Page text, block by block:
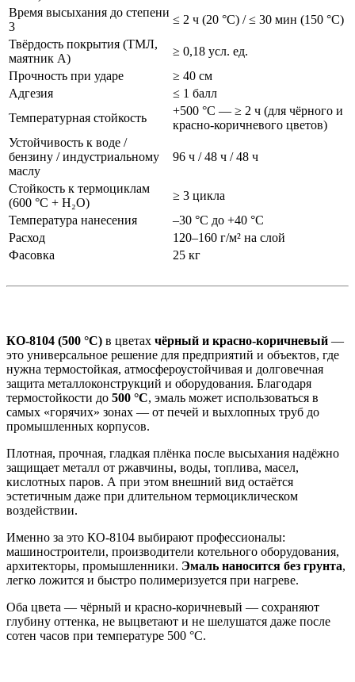
Время высыхания до степени
3
≤ 2 ч (20 °C) / ≤ 30 мин (150 °C)
Твёрдость покрытия (ТМЛ,
маятник А)
≥ 0,18 усл. ед.
Прочность при ударе
≥ 40 см
Адгезия
≤ 1 балл
Температурная стойкость
+500 °C — ≥ 2 ч (для чёрного и
красно-коричневого цветов)
Устойчивость к воде /
бензину / индустриальному
маслу
96 ч / 48 ч / 48 ч
Стойкость к термоциклам
(600 °C + H₂O)
≥ 3 цикла
Температура нанесения
–30 °C до +40 °C
Расход
120–160 г/м² на слой
Фасовка
25 кг
КО-8104 (500 °C) в цветах чёрный и красно-коричневый —
это универсальное решение для предприятий и объектов, где
нужна термостойкая, атмосфероустойчивая и долговечная
защита металлоконструкций и оборудования. Благодаря
термостойкости до 500 °C, эмаль может использоваться в
самых «горячих» зонах — от печей и выхлопных труб до
промышленных корпусов.
Плотная, прочная, гладкая плёнка после высыхания надёжно
защищает металл от ржавчины, воды, топлива, масел,
кислотных паров. А при этом внешний вид остаётся
эстетичным даже при длительном термоциклическом
воздействии.
Именно за это КО-8104 выбирают профессионалы:
машиностроители, производители котельного оборудования,
архитекторы, промышленники. Эмаль наносится без грунта,
легко ложится и быстро полимеризуется при нагреве.
Оба цвета — чёрный и красно-коричневый — сохраняют
глубину оттенка, не выцветают и не шелушатся даже после
сотен часов при температуре 500 °C.